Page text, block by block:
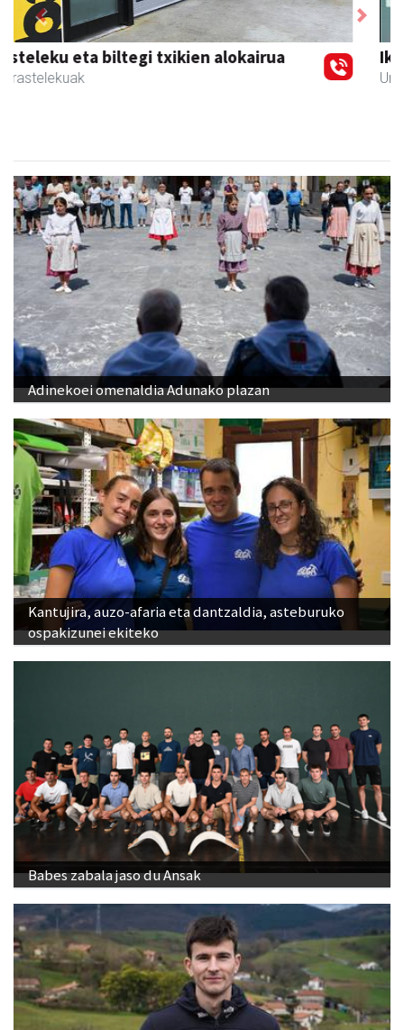
Ikasmin ikasketa zentroa
Urnieta - Ikasketa zentroak
Previous Next
Adinekoei omenaldia Adunako plazan
Kantujira, auzo-afaria eta dantzaldia, asteburuko
ospakizunei ekiteko
Babes zabala jaso du Ansak